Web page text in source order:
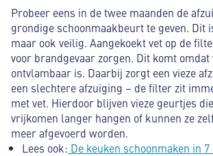
Probeer eens in de twee maanden de
grondige schoonmaakbeurt te geven. Dit
maar ook veilig. Aangekoekt vet op de
voor brandgevaar zorgen. Dit komt
ontvlambaar is. Daarbij zorgt een vieze
een slechtere afzuiging – de filter zit
met vet. Hierdoor blijven vieze geurtjes
vrijkomen langer hangen of kunnen ze
meer afgevoerd worden.
Lees ook: De keuken schoonmaken in